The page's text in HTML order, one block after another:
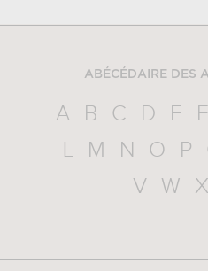
ABÉCÉDAIRE DES
A B C D E F
L
M N O P
V
W X